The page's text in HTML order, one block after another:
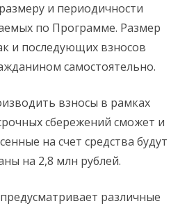
и периодичности
по Программе. Размер
и последующих взносов
самостоятельно.
взносы в рамках
сбережений сможет и
на счет средства будут
на 2,8 млн рублей.
различные